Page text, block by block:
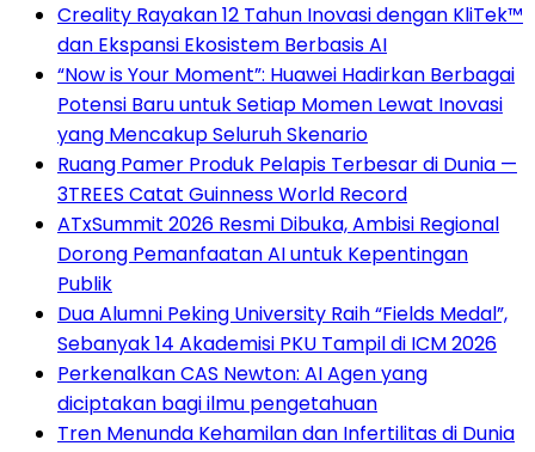
Creality Rayakan 12 Tahun Inovasi dengan KliTek™
dan Ekspansi Ekosistem Berbasis AI
“Now is Your Moment”: Huawei Hadirkan Berbagai
Potensi Baru untuk Setiap Momen Lewat Inovasi
yang Mencakup Seluruh Skenario
Ruang Pamer Produk Pelapis Terbesar di Dunia —
3TREES Catat Guinness World Record
ATxSummit 2026 Resmi Dibuka, Ambisi Regional
Dorong Pemanfaatan AI untuk Kepentingan
Publik
Dua Alumni Peking University Raih “Fields Medal”,
Sebanyak 14 Akademisi PKU Tampil di ICM 2026
Perkenalkan CAS Newton: AI Agen yang
diciptakan bagi ilmu pengetahuan
Tren Menunda Kehamilan dan Infertilitas di Dunia